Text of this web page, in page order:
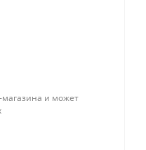
магазина и может